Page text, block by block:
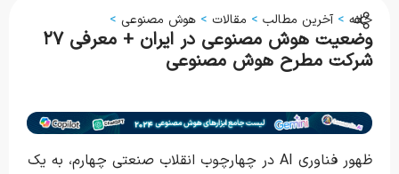
خانه > آخرین مطالب > مقالات > هوش مصنوعی >
وضعیت هوش مصنوعی در ایران + معرفی ۲۷
شرکت مطرح هوش مصنوعی
ظهور فناوری AI در چهارچوب انقلاب صنعتی چهارم، به یک